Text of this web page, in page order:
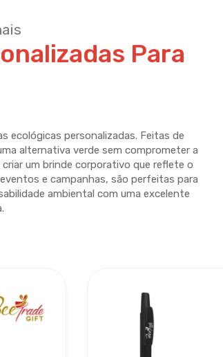
Para
ecológicas personalizadas. Feitas de
alternativa verde sem comprometer a
um brinde corporativo que reflete o
e campanhas, são perfeitas para
ambiental com uma excelente